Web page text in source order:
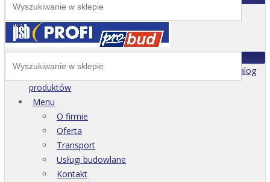
Katalog
produktów
Menu
O firmie
Oferta
Transport
Usługi budowlane
Kontakt